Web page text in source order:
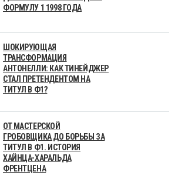
ФОРМУЛУ 1 1998 ГОДА
ШОКИРУЮЩАЯ
ТРАНСФОРМАЦИЯ
АНТОНЕЛЛИ: КАК ТИНЕЙДЖЕР
СТАЛ ПРЕТЕНДЕНТОМ НА
ТИТУЛ В Ф1?
ОТ МАСТЕРСКОЙ
ГРОБОВЩИКА ДО БОРЬБЫ ЗА
ТИТУЛ В Ф1. ИСТОРИЯ
ХАЙНЦА-ХАРАЛЬДА
ФРЕНТЦЕНА